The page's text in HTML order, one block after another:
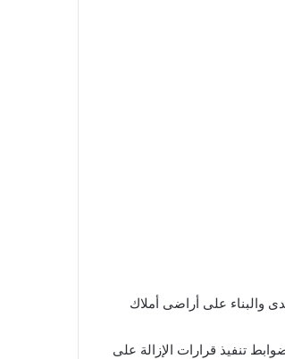
والبناء على أراضى أملاك
تنفيذ قرارات الإزالة على